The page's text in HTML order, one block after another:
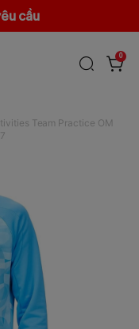
cầu
0
Team Practice OM